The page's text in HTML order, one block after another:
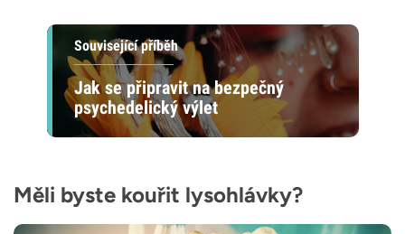
Související příběh
Jak se připravit na bezpečný
psychedelický výlet
Měli byste kouřit lysohlávky?